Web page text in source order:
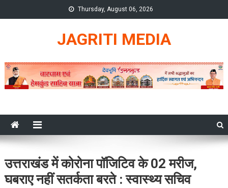
to
Thursday, August 06, 2026
JAGRITI MEDIA
उत्तराखंड में कोरोना पॉजिटिव के 02 मरीज,
घबराए नहीं सतर्कता बरते : स्वास्थ्य सचिव